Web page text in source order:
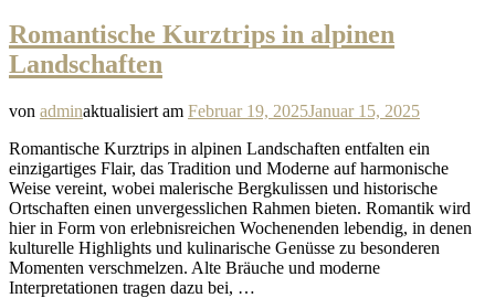
Romantische Kurztrips in alpinen
Landschaften
von adminaktualisiert am Februar 19, 2025Januar 15, 2025
Romantische Kurztrips in alpinen Landschaften entfalten ein
einzigartiges Flair, das Tradition und Moderne auf harmonische
Weise vereint, wobei malerische Bergkulissen und historische
Ortschaften einen unvergesslichen Rahmen bieten. Romantik wird
hier in Form von erlebnisreichen Wochenenden lebendig, in denen
kulturelle Highlights und kulinarische Genüsse zu besonderen
Momenten verschmelzen. Alte Bräuche und moderne
Interpretationen tragen dazu bei, …